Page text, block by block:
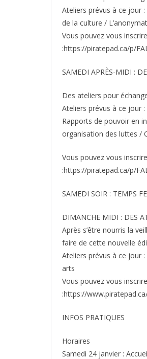
Ateliers prévus à ce jour
de la culture /
Vous pouvez vous
:https://piratepad.ca/p/
SAMEDI APRÈS-MIDI :
Des ateliers pour
Ateliers prévus à ce jour
Rapports de pouvoir en
organisation des luttes /
Vous pouvez vous
:https://piratepad.ca/p/
SAMEDI SOIR : TEMPS
DIMANCHE MIDI : DES
Après s’être nourris la
faire de cette nouvelle
Ateliers prévus à ce jour
arts
Vous pouvez vous
:https://
INFOS PRATIQUES
Horaires
Samedi 24 janvier :